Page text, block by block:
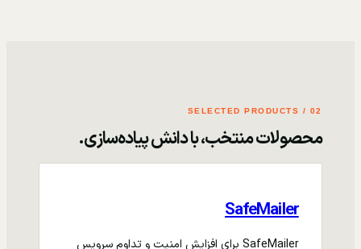
02 / SELECTED PRODUCTS
محصولات منتخب، با دانش پیاده‌سازی.
SafeMailer
SafeMailer برای افزایش امنیت و تداوم سرویس